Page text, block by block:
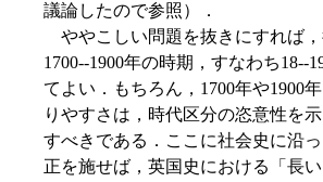
議論したので参照）．
ややこしい問題を抜きにすれば
1700--1900年の時期，すなわち18--
てよい．もちろん，1700年や1900
りやすさは，時代区分の恣意性を
すべきである．ここに社会史に沿
正を施せば，英国史における「長